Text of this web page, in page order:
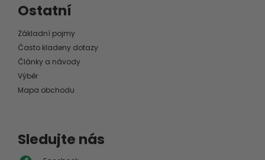
Ostatní
Základní pojmy
Často kladeny dotazy
Články a návody
Výběr
Mapa obchodu
Sledujte nás